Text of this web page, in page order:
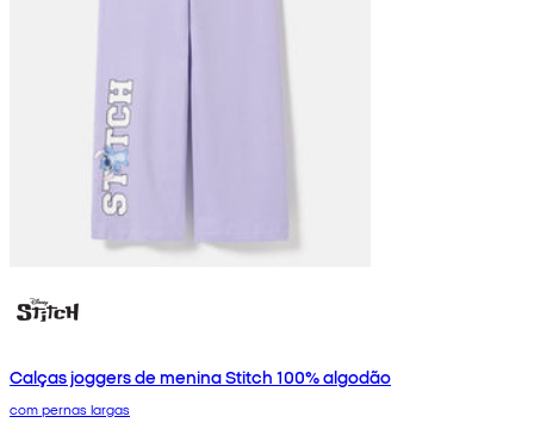
Calças joggers de menina Stitch 100% algodão
com pernas largas